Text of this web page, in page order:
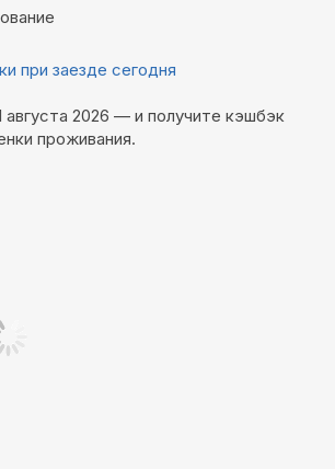
при заезде сегодня
августа 2026 — и получите кэшбэк
проживания.